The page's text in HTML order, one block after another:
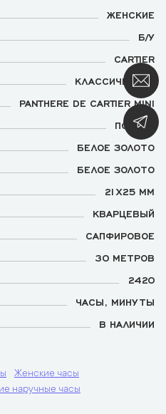
ЖЕНСКИЕ
Б/У
CARTIER
КЛАССИЧЕСКИЕ
PANTHERE DE CARTIER MINI
ПОЛНАЯ
БЕЛОЕ ЗОЛОТО
БЕЛОЕ ЗОЛОТО
21Х25 ММ
КВАРЦЕВЫЙ
САПФИРОВОЕ
30 МЕТРОВ
2420
ЧАСЫ, МИНУТЫ
В НАЛИЧИИ
Женские часы
наручные часы